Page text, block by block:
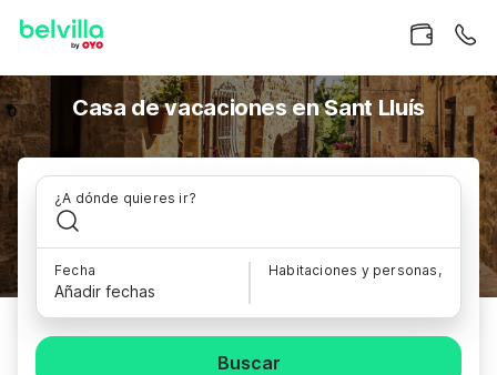
Casa de vacaciones en Sant Lluís
¿A dónde quieres ir?
Fecha
Añadir fechas
Habitaciones y personas,
Buscar